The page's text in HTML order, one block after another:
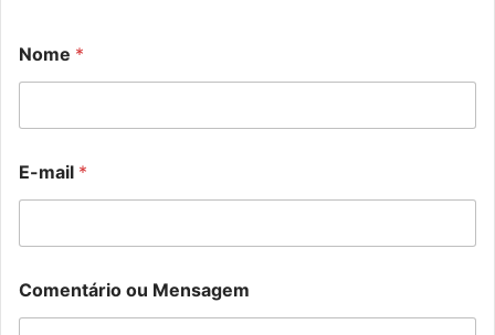
-
m
E
-
m
i
*
Nome *
o
m
E
-
m
E-mail *
Comentário ou Mensagem